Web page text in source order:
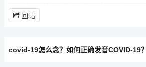
回帖
covid-19怎么念？如何正确发音COVID-19？